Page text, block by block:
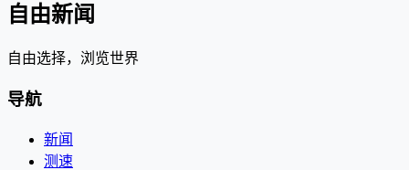
自由新闻
自由选择，浏览世界
导航
新闻
测速